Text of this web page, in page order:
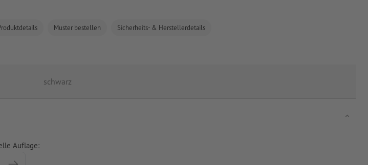
Muster bestellen Sicherheits- & Herstellerdetails
schwarz
Auflage: